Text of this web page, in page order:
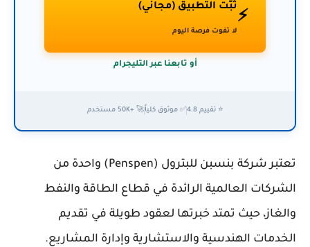
⚡
ثبّت التطبيق (مجاني)
لا تفوت فرصة اليوم
أو تابعنا عبر التليجرام
⭐ تقييم 4.8 ✅ موثوق كلياً 🚀 +50K مستخدم
تعتبر شركة بنسبن للبترول (Penspen) واحدة من
الشركات العالمية الرائدة في قطاع الطاقة والنفط
والغاز، حيث تمتد خبرتها لعقود طويلة في تقديم
الخدمات الهندسية والاستشارية وإدارة المشاريع.